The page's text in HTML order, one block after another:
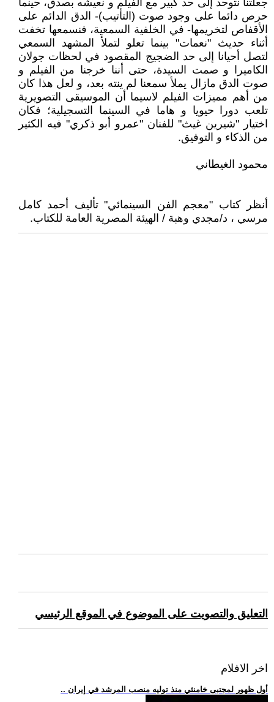
جعلتنا نتوحد إلى حد كبير مع الفيلم و نعيشه بصدق، حينما
حرص دائما على وجود صوت (التأتيب)- الدق الدائم على
الأقفاص لتخريمها- في الخلفية السمعية، فنسمعها تخفت
أثناء حديث "نعمات" بينما تعلو لتملأ المشهد السمعي
لتصل أحيانا إلى حد الضجيج المقصود في لحظات جولان
الكاميرا و صمت السيدة، حتى أننا خرجنا من الفيلم و
صوت الدق مازال يملأ سمعنا لم ينته بعد، و لعل هذا كان
من أهم مميزات الفيلم لاسيما أن الموسيقى التصويرية
تلعب دورا حيويا و هاما في السينما التسجيلية؛ فكان
اختيار "شيرين غيث" للفنان "عمرو أبو ذكري" فيه الكثير
من الذكاء و التوفيق.
محمود الغيطاني
أنظر كتاب "معجم الفن السينمائي" تأليف أحمد كامل
مرسي ، د/مجدي وهبة / الهيئة المصرية العامة للكتاب.
التعليق والتصويت على الموضوع في الموقع الرئيسي
اخر الافلام
.. أول ظهور لمجتبى خامنئي منذ توليه منصب المرشد في إيران